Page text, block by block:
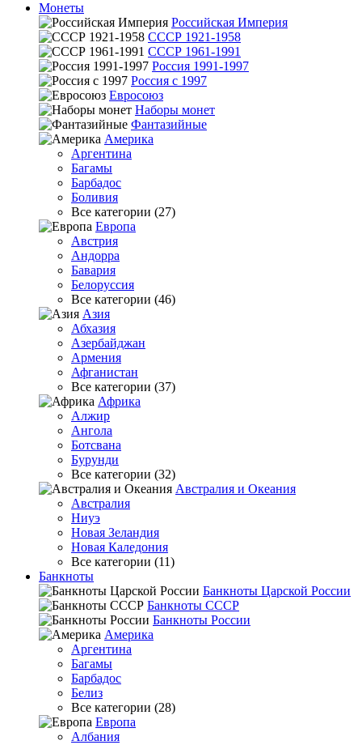
Монеты
Российская Империя
СССР 1921-1958
СССР 1961-1991
Россия 1991-1997
Россия с 1997
Евросоюз
Наборы монет
Фантазийные
Америка
Аргентина
Багамы
Барбадос
Боливия
Все категории (27)
Европа
Австрия
Андорра
Бавария
Белоруссия
Все категории (46)
Азия
Абхазия
Азербайджан
Армения
Афганистан
Все категории (37)
Африка
Алжир
Ангола
Ботсвана
Бурунди
Все категории (32)
Австралия и Океания
Австралия
Ниуэ
Новая Зеландия
Новая Каледония
Все категории (11)
Банкноты
Банкноты Царской России
Банкноты СССР
Банкноты России
Америка
Аргентина
Багамы
Барбадос
Белиз
Все категории (28)
Европа
Албания